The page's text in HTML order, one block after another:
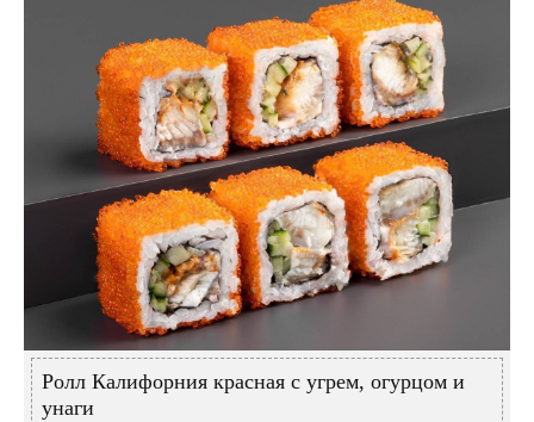
Ролл Калифорния красная с угрем, огурцом и
унаги